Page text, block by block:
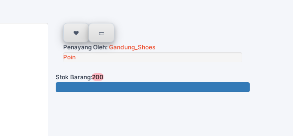
Penayang Oleh:Gandung_Shoes
Poin
Stok Barang:200